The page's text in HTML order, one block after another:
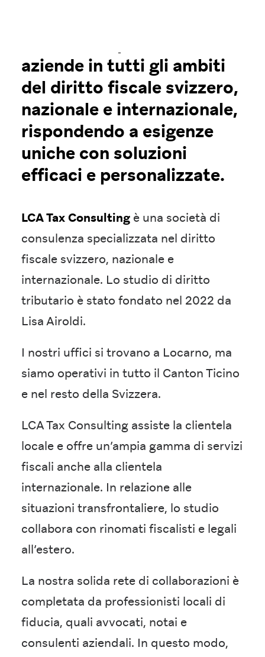
aziende in tutti gli ambiti
del diritto fiscale svizzero,
nazionale e internazionale,
rispondendo a esigenze
uniche con soluzioni
efficaci e personalizzate.
LCA Tax Consulting è una società di
consulenza specializzata nel diritto
fiscale svizzero, nazionale e
internazionale. Lo studio di diritto
tributario è stato fondato nel 2022 da
Lisa Airoldi.
I nostri uffici si trovano a Locarno, ma
siamo operativi in tutto il Canton Ticino
e nel resto della Svizzera.
LCA Tax Consulting assiste la clientela
locale e offre un’ampia gamma di servizi
fiscali anche alla clientela
internazionale. In relazione alle
situazioni transfrontaliere, lo studio
collabora con rinomati fiscalisti e legali
all’estero.
La nostra solida rete di collaborazioni è
completata da professionisti locali di
fiducia, quali avvocati, notai e
consulenti aziendali. In questo modo,